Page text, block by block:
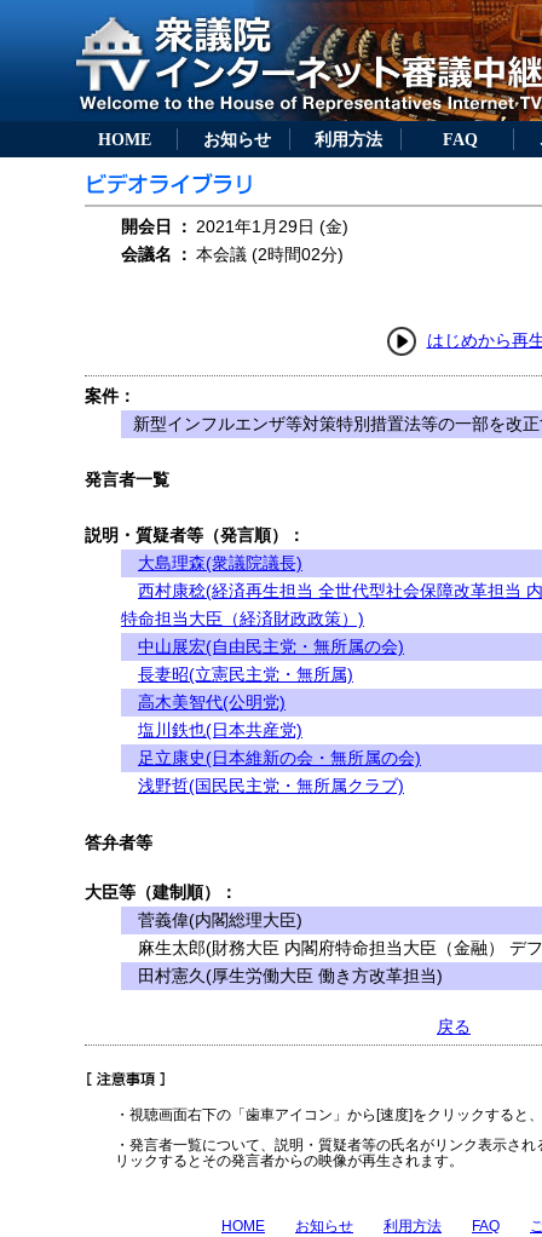
HOME お知らせ 利用方法 FAQ
開会日 ： 2021年1月29日 (金)
会議名
： 本会議 (2時間02分)
はじめから再
案件：
新型インフルエンザ等対策特別措置法等の一部を改
発言者一覧
説明・質疑者等（発言順）：
大島理森(衆議院議長)
西村康稔(経済再生担当 全世代型社会保障改革担当
特命担当大臣（経済財政政策）)
中山展宏(自由民主党・無所属の会)
長妻昭(立憲民主党・無所属)
高木美智代(公明党)
塩川鉄也(日本共産党)
足立康史(日本維新の会・無所属の会)
浅野哲(国民民主党・無所属クラブ)
答弁者等
大臣等（建制順）：
菅義偉(内閣総理大臣)
麻生太郎(財務大臣 内閣府特命担当大臣（金融） デ
田村憲久(厚生労働大臣 働き方改革担当)
戻る
・視聴画面右下の「歯車アイコン」から[速度]をクリックすると
・発言者一覧について、説明・質疑者等の氏名がリンク表示さ
リックするとその発言者からの映像が再生されます。
HOME お知らせ 利用方法 FAQ